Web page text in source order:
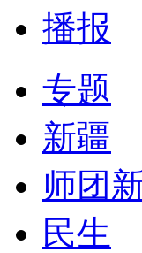
播报
专题
新疆
师团
民生